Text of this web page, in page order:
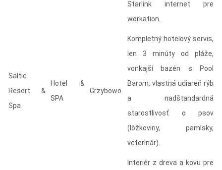
Starlink internet pre
workation.
Saltic
Resort &
Spa
Hotel &
SPA
Grzybowo
Kompletný hotelový servis,
len 3 minúty od pláže,
vonkajší bazén s Pool
Barom, vlastná udiareň rýb
a nadštandardná
starostlivosť o psov
(lôžkoviny, pamlsky,
veterinár).
Interiér z dreva a kovu pre